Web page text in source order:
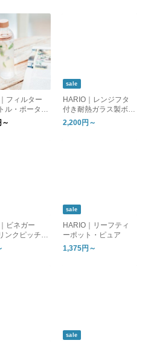
フィルター
ル・ポータブ
sale
HARIO｜レンジフタ
付き耐熱ガラス製ボウ
ル 2個／3個セット
2,200円～
ビネガー
クピッチャ
ーツポット
sale
HARIO｜リーフティ
ーポット・ピュア
1,375円～
sale